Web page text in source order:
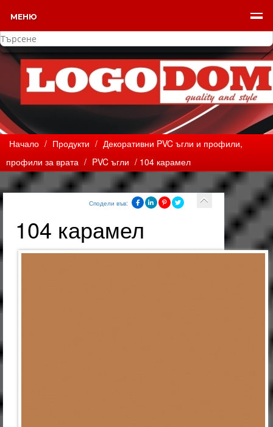
МЕНЮ
Начало / Продукти / Декоративни PVC ъгли и профили,
профили за врата / PVC ъгли / 104 карамел
Сподели във:
104 карамел